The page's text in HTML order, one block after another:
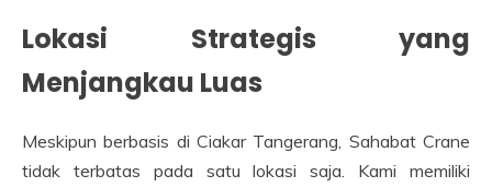
Lokasi Strategis yang
Menjangkau Luas
Meskipun berbasis di Ciakar Tangerang, Sahabat Crane
tidak terbatas pada satu lokasi saja. Kami memiliki